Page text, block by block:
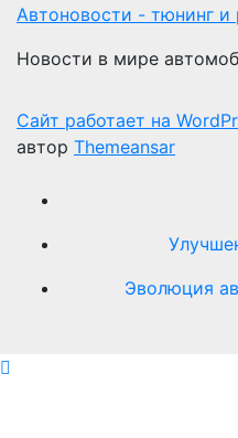
Автоновости - тюнинг и
Новости в мире
Сайт работает на
автор Themeansar
Эволюция